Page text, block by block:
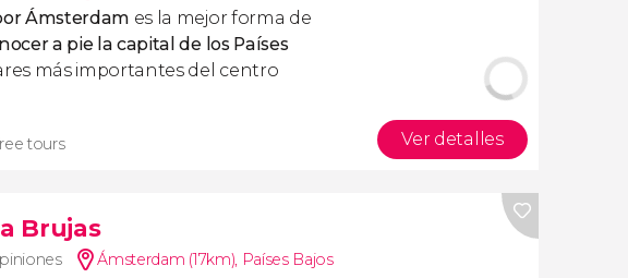
Ámsterdam es la mejor forma de
a pie la capital de los Países
más importantes del centro
tours Ver detalles
Brujas
Ámsterdam (17km), Países Bajos